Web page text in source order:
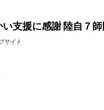
支援に感謝 陸自７
サイト